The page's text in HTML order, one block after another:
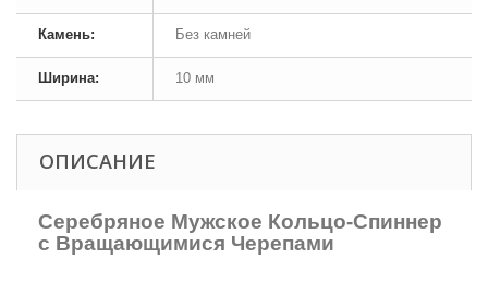
Камень: Без камней
Ширина: 10 мм
ОПИСАНИЕ
Серебряное Мужское Кольцо-Спиннер
с Вращающимися Черепами